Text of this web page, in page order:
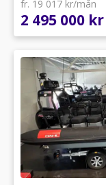
fr. 19 017 kr/mån
2 495 000 kr